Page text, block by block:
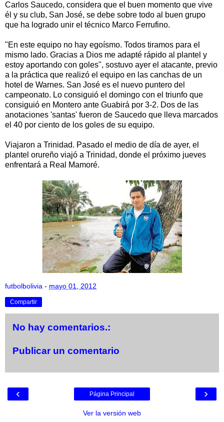
Carlos Saucedo, considera que el buen momento que vive
él y su club, San José, se debe sobre todo al buen grupo
que ha logrado unir el técnico Marco Ferrufino.
"En este equipo no hay egoísmo. Todos tiramos para el
mismo lado. Gracias a Dios me adapté rápido al plantel y
estoy aportando con goles", sostuvo ayer el atacante, previo
a la práctica que realizó el equipo en las canchas de un
hotel de Warnes. San José es el nuevo puntero del
campeonato. Lo consiguió el domingo con el triunfo que
consiguió en Montero ante Guabirá por 3-2. Dos de las
anotaciones 'santas' fueron de Saucedo que lleva marcados
el 40 por ciento de los goles de su equipo.
Viajaron a Trinidad. Pasado el medio de día de ayer, el
plantel orureño viajó a Trinidad, donde el próximo jueves
enfrentará a Real Mamoré.
futbolbolivia - mayo 01, 2012
Compartir
No hay comentarios.:
Publicar un comentario
‹ ›
Página Principal
Ver la versión web